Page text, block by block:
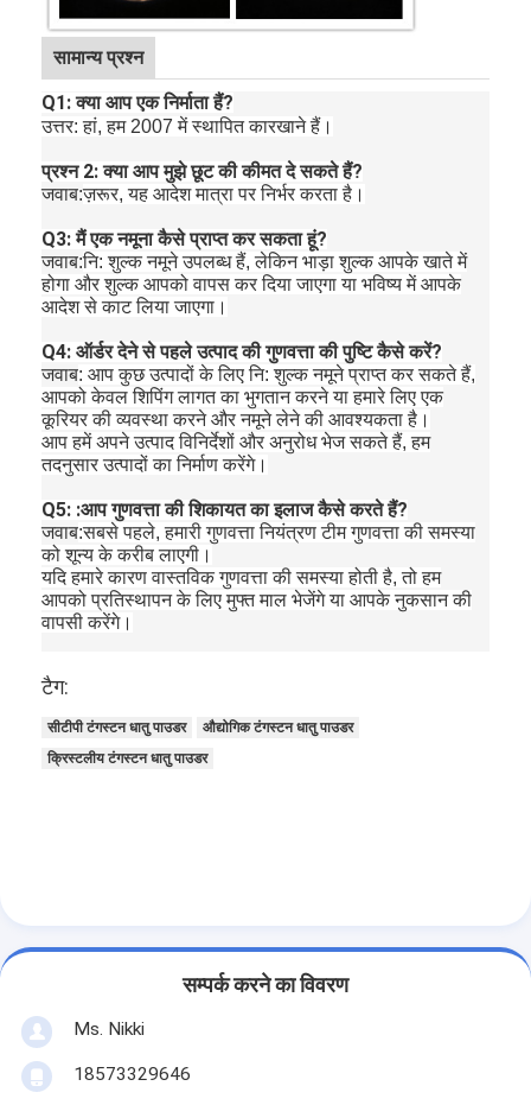
सामान्य प्रश्न
Q1: क्या आप एक निर्माता हैं?
उत्तर: हां, हम 2007 में स्थापित कारखाने हैं।
प्रश्न 2: क्या आप मुझे छूट की कीमत दे सकते हैं?
जवाब:ज़रूर, यह आदेश मात्रा पर निर्भर करता है।
Q3: मैं एक नमूना कैसे प्राप्त कर सकता हूं?
जवाब:नि: शुल्क नमूने उपलब्ध हैं, लेकिन भाड़ा शुल्क आपके खाते में
होगा और शुल्क आपको वापस कर दिया जाएगा या भविष्य में आपके
आदेश से काट लिया जाएगा।
Q4: ऑर्डर देने से पहले उत्पाद की गुणवत्ता की पुष्टि कैसे करें?
जवाब: आप कुछ उत्पादों के लिए नि: शुल्क नमूने प्राप्त कर सकते हैं,
आपको केवल शिपिंग लागत का भुगतान करने या हमारे लिए एक
कूरियर की व्यवस्था करने और नमूने लेने की आवश्यकता है।
आप हमें अपने उत्पाद विनिर्देशों और अनुरोध भेज सकते हैं, हम
तदनुसार उत्पादों का निर्माण करेंगे।
Q5: :आप गुणवत्ता की शिकायत का इलाज कैसे करते हैं?
जवाब:सबसे पहले, हमारी गुणवत्ता नियंत्रण टीम गुणवत्ता की समस्या
को शून्य के करीब लाएगी।
यदि हमारे कारण वास्तविक गुणवत्ता की समस्या होती है, तो हम
आपको प्रतिस्थापन के लिए मुफ्त माल भेजेंगे या आपके नुकसान की
वापसी करेंगे।
टैग:
सीटीपी टंगस्टन धातु पाउडर
औद्योगिक टंगस्टन धातु पाउडर
क्रिस्टलीय टंगस्टन धातु पाउडर
सम्पर्क करने का विवरण
Ms. Nikki
18573329646